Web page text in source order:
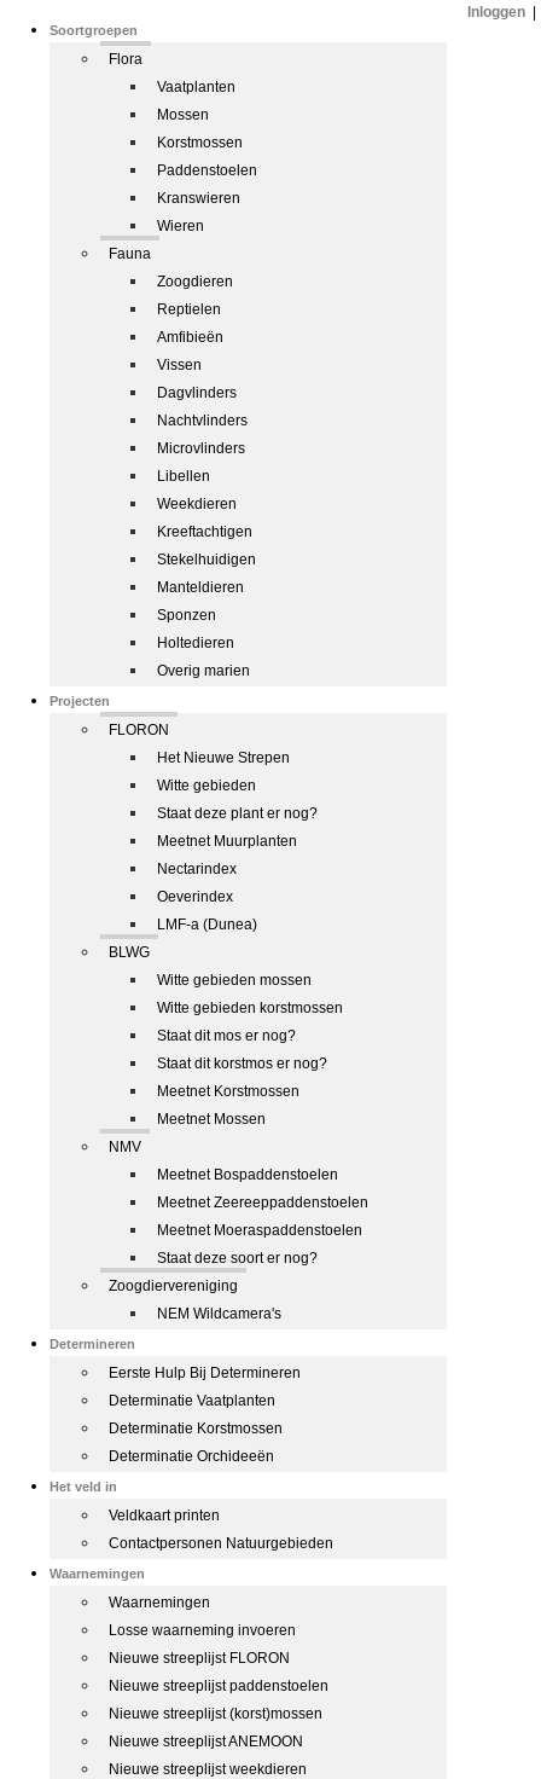
Soortgroepen
Flora
Vaatplanten
Mossen
Korstmossen
Paddenstoelen
Kranswieren
Wieren
Fauna
Zoogdieren
Reptielen
Amfibieën
Vissen
Dagvlinders
Nachtvlinders
Microvlinders
Libellen
Weekdieren
Kreeftachtigen
Stekelhuidigen
Manteldieren
Sponzen
Holtedieren
Overig marien
Projecten
FLORON
Het Nieuwe Strepen
Witte gebieden
Staat deze plant er nog?
Meetnet Muurplanten
Nectarindex
Oeverindex
LMF-a (Dunea)
BLWG
Witte gebieden mossen
Witte gebieden korstmossen
Staat dit mos er nog?
Staat dit korstmos er nog?
Meetnet Korstmossen
Meetnet Mossen
NMV
Meetnet Bospaddenstoelen
Meetnet Zeereeppaddenstoelen
Meetnet Moeraspaddenstoelen
Staat deze soort er nog?
Zoogdiervereniging
NEM Wildcamera's
Determineren
Eerste Hulp Bij Determineren
Determinatie Vaatplanten
Determinatie Korstmossen
Determinatie Orchideeën
Het veld in
Veldkaart printen
Contactpersonen Natuurgebieden
Waarnemingen
Waarnemingen
Losse waarneming invoeren
Nieuwe streeplijst FLORON
Nieuwe streeplijst paddenstoelen
Nieuwe streeplijst (korst)mossen
Nieuwe streeplijst ANEMOON
Nieuwe streeplijst weekdieren
Inloggen